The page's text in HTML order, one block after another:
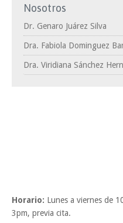
Nosotros
Dr. Genaro Juárez Silva
Dra. Fabiola Dominguez
Dra. Viridiana Sánchez
Horario: Lunes a viernes de
3pm, previa cita.